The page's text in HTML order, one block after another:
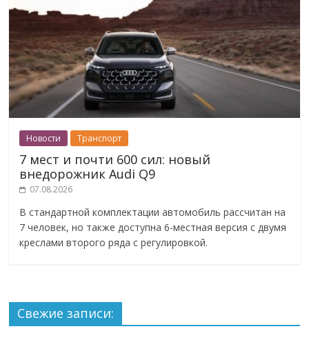
Новости Транспорт
7 мест и почти 600 сил: новый
внедорожник Audi Q9
07.08.2026
В стандартной комплектации автомобиль рассчитан на
7 человек, но также доступна 6-местная версия с двумя
креслами второго ряда с регулировкой.
Свежие записи: